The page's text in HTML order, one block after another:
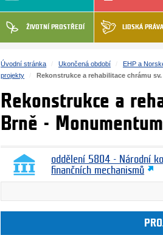
ŽIVOTNÍ PROSTŘEDÍ LIDSKÁ PRÁVA
Úvodní stránka Ukončená období
EHP a
projekty
Rekonstrukce a rehabilitace chrámu
Rekonstrukce a
Brně -
oddělení 5804 - Národní
finančních mechanismů